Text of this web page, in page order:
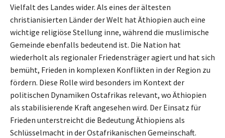
Vielfalt des Landes wider. Als eines der ältesten
christianisierten Länder der Welt hat Äthiopien auch eine
wichtige religiöse Stellung inne, während die muslimische
Gemeinde ebenfalls bedeutend ist. Die Nation hat
wiederholt als regionaler Friedensträger agiert und hat sich
bemüht, Frieden in komplexen Konflikten in der Region zu
fördern. Diese Rolle wird besonders im Kontext der
politischen Dynamiken Ostafrikas relevant, wo Äthiopien
als stabilisierende Kraft angesehen wird. Der Einsatz für
Frieden unterstreicht die Bedeutung Äthiopiens als
Schlüsselmacht in der Ostafrikanischen Gemeinschaft.